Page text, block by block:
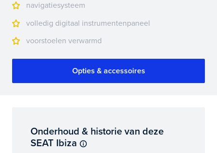
navigatiesysteem
volledig digitaal instrumentenpaneel
voorstoelen verwarmd
Opties & accessoires
Onderhoud & historie van deze
SEAT Ibiza